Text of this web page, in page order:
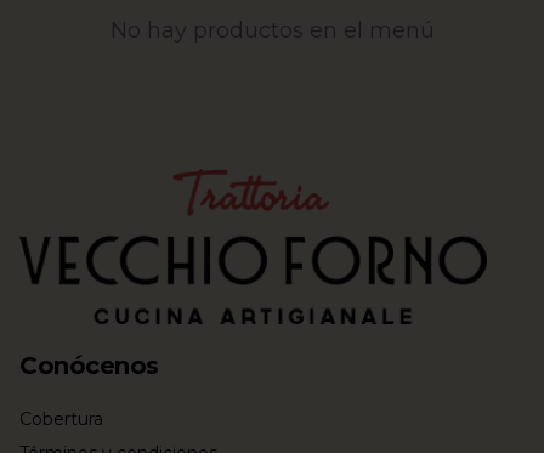
No hay productos en el menú
Conócenos
Cobertura